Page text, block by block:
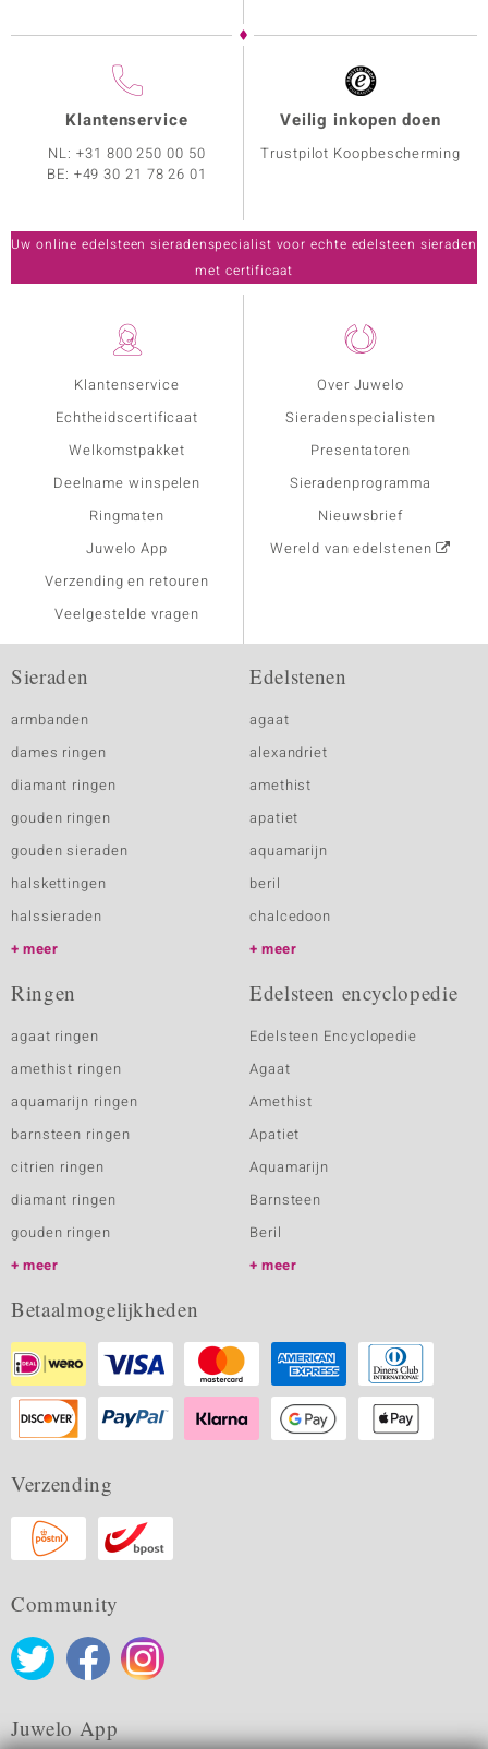
Klantenservice
Echtheidscertificaat
Welkomstpakket
Deelname winspelen
Ringmaten
Juwelo App
Verzending en retouren
Veelgestelde vragen
Over Juwelo
Sieradenspecialisten
Presentatoren
Sieradenprogramma
Nieuwsbrief
Wereld van edelstenen
Klantenservice
NL:+31 800 250 00 50
BE: +49 30 21 78 26 01
Veilig inkopen doen
Trustpilot Koopbescherming
Uw online edelsteen sieradenspecialist voor echte edelsteen sieraden
met certificaat
Sieraden
armbanden
dames ringen
diamant ringen
gouden ringen
gouden sieraden
halskettingen
halssieraden
meer
Edelstenen
agaat
alexandriet
amethist
apatiet
aquamarijn
beril
chalcedoon
meer
Ringen
agaat ringen
amethist ringen
aquamarijn ringen
barnsteen ringen
citrien ringen
diamant ringen
gouden ringen
meer
Edelsteen encyclopedie
Edelsteen Encyclopedie
Agaat
Amethist
Apatiet
Aquamarijn
Barnsteen
Beril
meer
Betaalmogelijkheden
Verzending
Community
Juwelo App